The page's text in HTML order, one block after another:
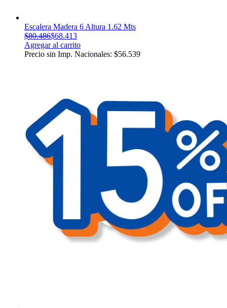
Escalera Madera 6 Altura 1.62 Mts
$80.486$68.413
Agregar al carrito
Precio sin Imp. Nacionales: $56.539